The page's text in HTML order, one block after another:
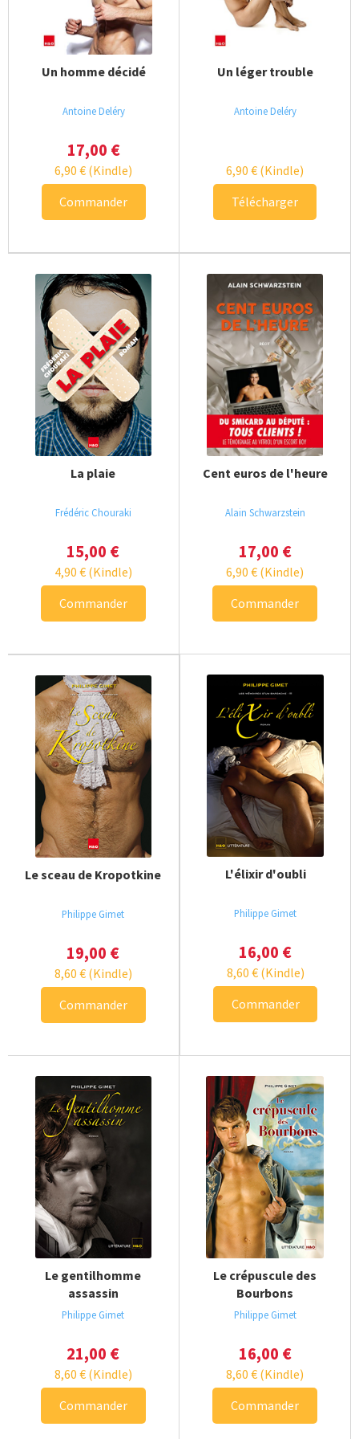
Essais – témoignages
Beaux livres
Polars
Club privé
H&O ebook
Un homme décidé
Antoine Deléry
17,00 €
6,90€ (Kindle)
Commander
Un léger trouble
Antoine Deléry
6,90€ (Kindle)
Télécharger
La plaie
Frédéric Chouraki
15,00 €
4,90 €(Kindle)
Commander
Cent euros de l'heure
Alain Schwarzstein
17,00 €
6,90€ (Kindle)
Commander
Le sceau de Kropotkine
Philippe Gimet
19,00 €
8,60 €(Kindle)
Commander
L'élixir d'oubli
Philippe Gimet
16,00 €
8,60 €(Kindle)
Commander
Le gentilhomme
assassin
Philippe Gimet
21,00 €
8,60 €(Kindle)
Commander
Le crépuscule des
Bourbons
Philippe Gimet
16,00 €
8,60€ (Kindle)
Commander